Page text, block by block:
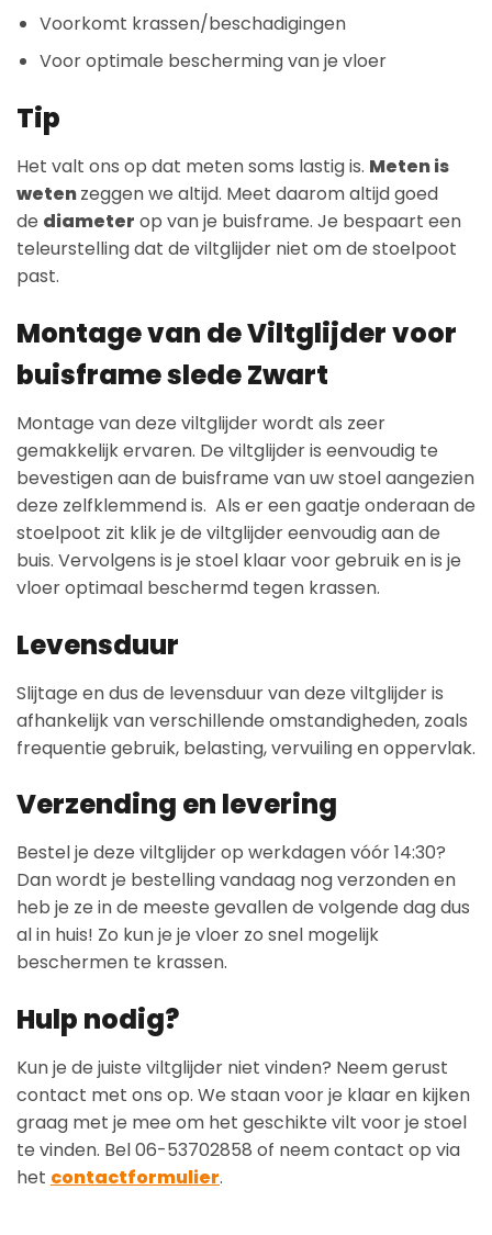
Voorkomt krassen/beschadigingen
Voor optimale bescherming van je vloer
Tip
Het valt ons op dat meten soms lastig is. Meten is
wetenzeggen we altijd. Meet daarom altijd goed
de diameter op van je buisframe. Je bespaart een
teleurstelling dat de viltglijder niet om de stoelpoot
past.
Montage van de Viltglijder voor
buisframe slede Zwart
Montage van deze viltglijder wordt als zeer
gemakkelijk ervaren. De viltglijder is eenvoudig te
bevestigen aan de buisframe van uw stoel aangezien
deze zelfklemmend is. Als er een gaatje onderaan de
stoelpoot zit klik je de viltglijder eenvoudig aan de
buis. Vervolgens is je stoel klaar voor gebruik en is je
vloer optimaal beschermd tegen krassen.
Levensduur
Slijtage en dus de levensduur van deze viltglijder is
afhankelijk van verschillende omstandigheden, zoals
frequentie gebruik, belasting, vervuiling en oppervlak.
Verzending en levering
Bestel je deze viltglijder op werkdagen vóór 14:30?
Dan wordt je bestelling vandaag nog verzonden en
heb je ze in de meeste gevallen de volgende dag dus
al in huis! Zo kun je je vloer zo snel mogelijk
beschermen te krassen.
Hulp nodig?
Kun je de juiste viltglijder niet vinden? Neem gerust
contact met ons op. We staan voor je klaar en kijken
graag met je mee om het geschikte vilt voor je stoel
te vinden. Bel 06-53702858 of neem contact op via
het contactformulier.